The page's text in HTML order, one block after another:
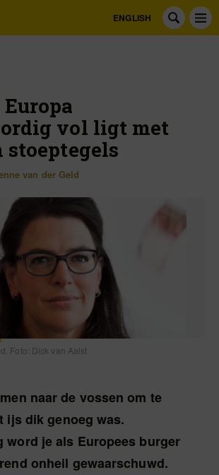
ENGLISH
vol ligt met
stoeptegels
van der Geld
Foto: Dick van Aalst
naar de vossen om te
ijs dik genoeg was.
word je als Europees burger
onheil gewaarschuwd.